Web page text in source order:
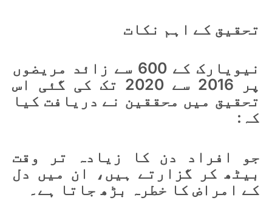
تحقیق کے اہم نکات
نیویارک کے 600 سے زائد مریضوں
پر 2016 سے 2020 تک کی گئی اس
تحقیق میں محققین نے دریافت کیا
کہ:
جو افراد دن کا زیادہ تر وقت
بیٹھ کر گزارتے ہیں، ان میں دل
کے امراض کا خطرہ بڑھ جاتا ہے۔